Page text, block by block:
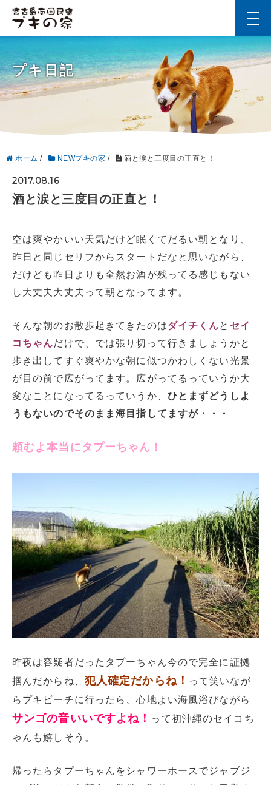
プキ日記
ホーム / NEWプキの家 / 酒と涙と三度目の正直と！
2017.08.16
酒と涙と三度目の正直と！
空は爽やかいい天気だけど眠くてだるい朝となり、
昨日と同じセリフからスタートだなと思いながら、
だけども昨日よりも全然お酒が残ってる感じもない
し大丈夫大丈夫って朝となってます。
そんな朝のお散歩起きてきたのはダイチくんと セイ
コちゃんだけで、では張り切って行きましょうかと
歩き出してすぐ爽やかな朝に似つかわしくない光景
が目の前で広がってます。広がってるっていうか大
変なことになってるっていうか、 ひとまずどうしよ
うもないのでそのまま海目指してますが・・・
頼むよ本当にタプーちゃん！
昨夜は容疑者だったタプーちゃん今ので完全に証拠
掴んだからね、 犯人確定だからね！ って笑いなが
らプキビーチに行ったら、心地よい海風浴びながら
サンゴの音いいですよね！ って初沖縄のセイコち
ゃんも嬉しそう。
帰ったらタプーちゃんをシャワーホースでジャブジ
t
o
g
g
l
v
a